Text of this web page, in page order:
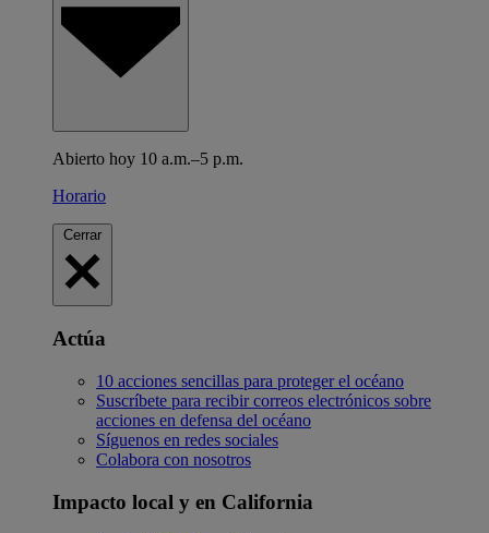
Abierto hoy 10 a.m.–5 p.m.
Horario
Cerrar
Actúa
10 acciones sencillas para proteger el océano
Suscríbete para recibir correos electrónicos sobre
acciones en defensa del océano
Síguenos en redes sociales
Colabora con nosotros
Impacto local y en California